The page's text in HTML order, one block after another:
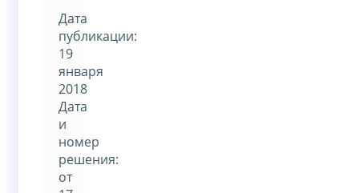
Дата
публикации:
19
января
2018
Дата
и
номер
решения:
от